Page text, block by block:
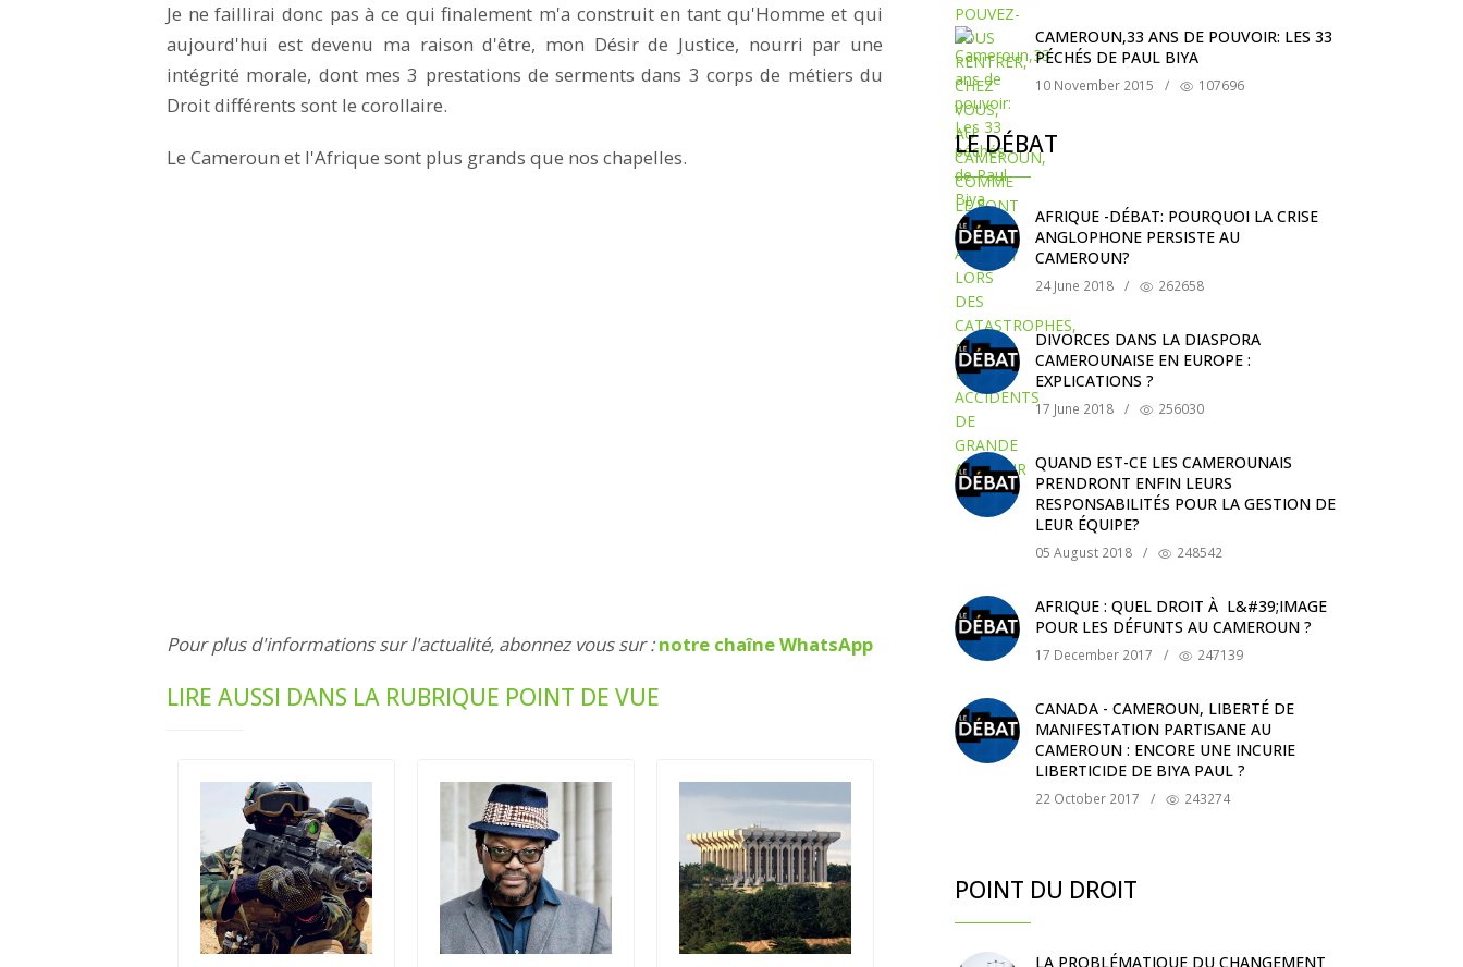
Je ne faillirai donc pas à ce qui finalement m'a construit en tant qu'Homme et qui
aujourd'hui est devenu ma raison d'être, mon Désir de Justice, nourri par une
intégrité morale, dont mes 3 prestations de serments dans 3 corps de métiers du
Droit différents sont le corollaire.
Le Cameroun et l'Afrique sont plus grands que nos chapelles.
Pour plus d'informations sur l'actualité, abonnez vous sur :notre chaîne WhatsApp
LIRE AUSSI DANS LA RUBRIQUE POINT DE VUE
CAMEROUN,33 ANS DE POUVOIR: LES 33
PÉCHÉS DE PAUL BIYA
10 November 2015 / 107696
LE DÉBAT
AFRIQUE -DÉBAT: POURQUOI LA CRISE
ANGLOPHONE PERSISTE AU
CAMEROUN?
24 June 2018 / 262658
DIVORCES DANS LA DIASPORA
CAMEROUNAISE EN EUROPE :
EXPLICATIONS ?
17 June 2018 / 256030
QUAND EST-CE LES CAMEROUNAIS
PRENDRONT ENFIN LEURS
RESPONSABILITÉS POUR LA GESTION DE
LEUR ÉQUIPE?
05 August 2018 / 248542
AFRIQUE : QUEL DROIT À L&#39;IMAGE
POUR LES DÉFUNTS AU CAMEROUN ?
17 December 2017 / 247139
CANADA - CAMEROUN, LIBERTÉ DE
MANIFESTATION PARTISANE AU
CAMEROUN : ENCORE UNE INCURIE
LIBERTICIDE DE BIYA PAUL ?
22 October 2017 / 243274
POINT DU DROIT
LA PROBLÉMATIQUE DU CHANGEMENT